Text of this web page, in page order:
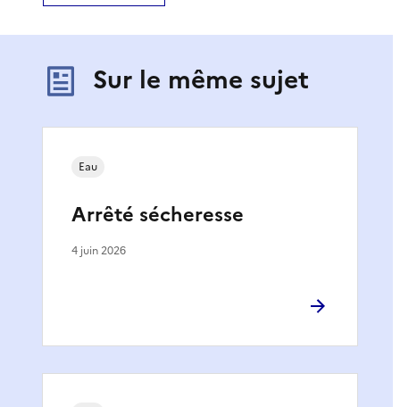
Sur le même sujet
Arrêté sécheresse
Eau
4 juin 2026